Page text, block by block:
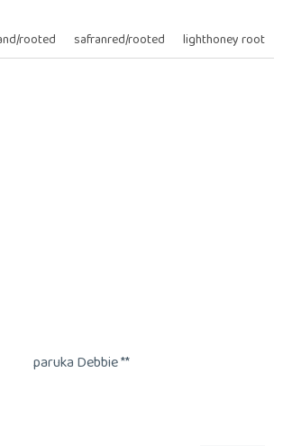
rooted safranred/rooted lighthoney rooted
paruka Debbie **